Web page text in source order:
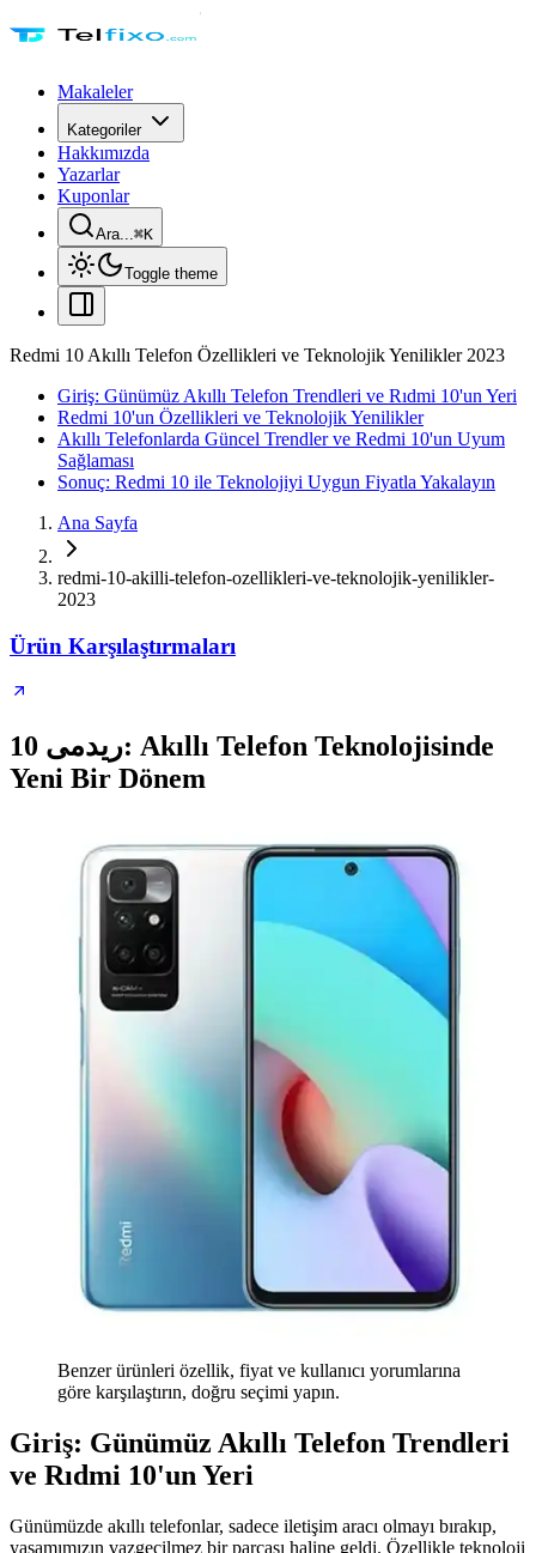
Makaleler
Kategoriler
Hakkımızda
Yazarlar
Kuponlar
Ara...⌘K
Toggle theme
Redmi 10 Akıllı Telefon Özellikleri ve Teknolojik Yenilikler 2023
Giriş: Günümüz Akıllı Telefon Trendleri ve Rıdmi 10'un Yeri
Redmi 10'un Özellikleri ve Teknolojik Yenilikler
Akıllı Telefonlarda Güncel Trendler ve Redmi 10'un Uyum
Sağlaması
Sonuç: Redmi 10 ile Teknolojiyi Uygun Fiyatla Yakalayın
Ana Sayfa
redmi-10-akilli-telefon-ozellikleri-ve-teknolojik-yenilikler-
2023
Ürün Karşılaştırmaları
ریدمی 10: Akıllı Telefon Teknolojisinde
Yeni Bir Dönem
Benzer ürünleri özellik, fiyat ve kullanıcı yorumlarına
göre karşılaştırın, doğru seçimi yapın.
Giriş: Günümüz Akıllı Telefon Trendleri
ve Rıdmi 10'un Yeri
Günümüzde akıllı telefonlar, sadece iletişim aracı olmayı bırakıp,
yaşamımızın vazgeçilmez bir parçası haline geldi. Özellikle teknoloji